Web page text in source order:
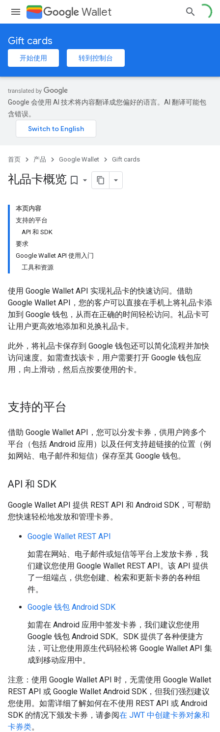
Wallet
Gift cards
开始使用 转到控制台
Google 会使用 AI 技术将内容翻译成您偏好的语言。AI 翻译可能包
含错误。
首页 产品 Google Wallet Gift cards
礼品卡概览 bookmark_border
本页内容
支持的平台
API 和 SDK
要求
Google Wallet API 使用入门
工具和资源
使用 Google Wallet API 实现礼品卡的快速访问。借助
Google Wallet API，您的客户可以直接在手机上将礼品卡添
加到 Google 钱包，从而在正确的时间轻松访问。礼品卡可
让用户更高效地添加和兑换礼品卡。
此外，将礼品卡保存到 Google 钱包还可以简化流程并加快
访问速度。如需查找该卡，用户需要打开 Google 钱包应
用，向上滑动，然后点按要使用的卡。
支持的平台
借助 Google Wallet API，您可以分发卡券，供用户跨多个
平台（包括 Android 应用）以及任何支持超链接的位置（例
如网站、电子邮件和短信）保存至其 Google 钱包。
API 和 SDK
Google Wallet API 提供 REST API 和 Android SDK，可帮助
您快速轻松地发放和管理卡券。
Google Wallet REST API
如需在网站、电子邮件或短信等平台上发放卡券，我
们建议您使用 Google Wallet REST API。该 API 提供
了一组端点，供您创建、检索和更新卡券的各种组
件。
Google 钱包 Android SDK
如需在 Android 应用中签发卡券，我们建议您使用
Google 钱包 Android SDK。SDK 提供了各种便捷方
法，可让您使用原生代码轻松将 Google Wallet API 集
成到移动应用中。
注意：使用 Google Wallet API 时，无需使用 Google Wallet
REST API 或 Google Wallet Android SDK，但我们强烈建议
您使用。如需详细了解如何在不使用 REST API 或 Android
SDK 的情况下颁发卡券，请参阅在 JWT 中创建卡券对象和
卡券类。